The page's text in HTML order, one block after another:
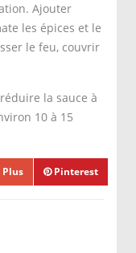
Ajouter
les épices et le
le feu, couvrir
la sauce à
10 à 15
Plus Pinterest